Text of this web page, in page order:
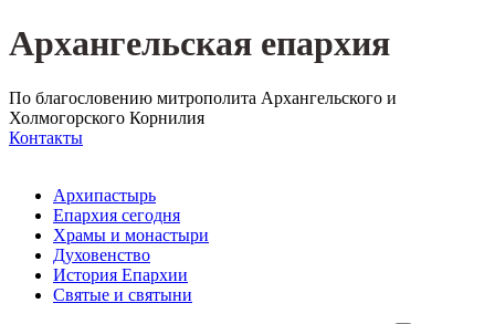
Архангельская епархия
По благословению митрополита Архангельского и
Холмогорского Корнилия
Контакты
Архипастырь
Епархия сегодня
Храмы и монастыри
Духовенство
История Епархии
Святые и святыни